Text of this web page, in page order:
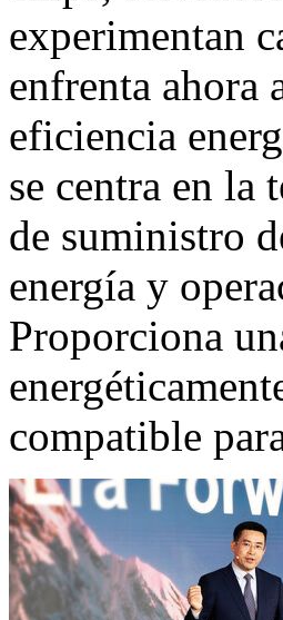
experimentan
enfrenta ahora
eficiencia
se centra en la
de suministro
energía y
Proporciona
compatible